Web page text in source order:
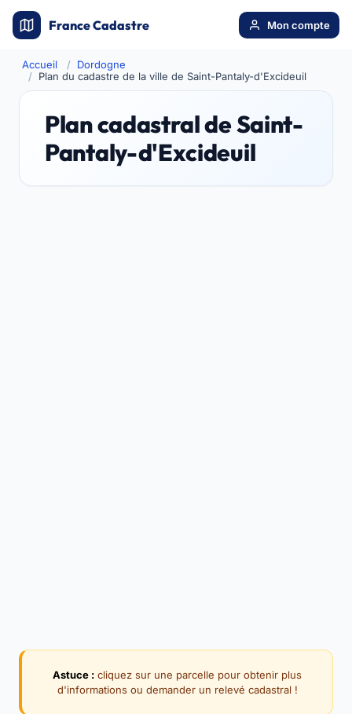
France Cadastre Mon compte
Accueil
Dordogne
Plan du cadastre de la ville de Saint-Pantaly-d'Excideuil
Plan cadastral de Saint-
Pantaly-d'Excideuil
Astuce : cliquez sur une parcelle pour obtenir plus
d'informations ou demander un relevé cadastral !